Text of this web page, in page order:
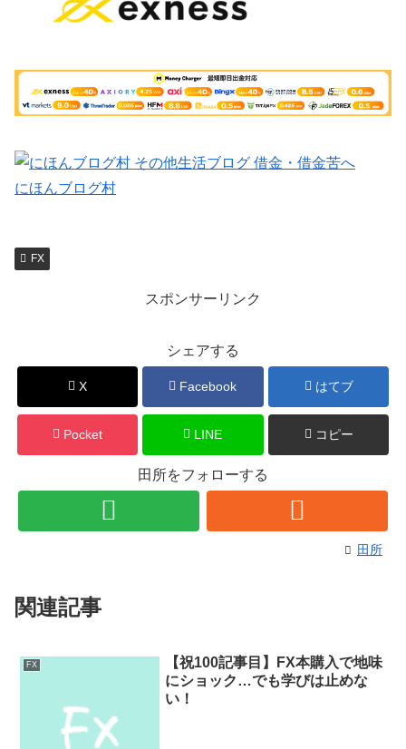
にほんブログ村
FX
スポンサーリンク
シェアする
X Facebook はてブ
Pocket LINE コピー
田所をフォローする
田所
関連記事
FX
【祝100記事目】FX本購入で地味
にショック…でも学びは止めな
い！